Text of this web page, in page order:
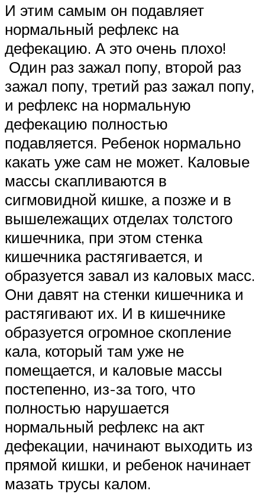
И этим самым он подавляет
нормальный рефлекс на
дефекацию. А это очень плохо!
Один раз зажал попу, второй раз
зажал попу, третий раз зажал попу,
и рефлекс на нормальную
дефекацию полностью
подавляется. Ребенок нормально
какать уже сам не может. Каловые
массы скапливаются в
сигмовидной кишке, а позже и в
вышележащих отделах толстого
кишечника, при этом стенка
кишечника растягивается, и
образуется завал из каловых масс.
Они давят на стенки кишечника и
растягивают их. И в кишечнике
образуется огромное скопление
кала, который там уже не
помещается, и каловые массы
постепенно, из-за того, что
полностью нарушается
нормальный рефлекс на акт
дефекации, начинают выходить из
прямой кишки, и ребенок начинает
мазать трусы калом.